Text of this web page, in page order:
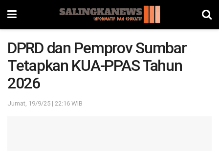
DPRD dan Pemprov Sumbar
Tetapkan KUA-PPAS Tahun
2026
Jumat, 19/9/25 | 22:16 WIB